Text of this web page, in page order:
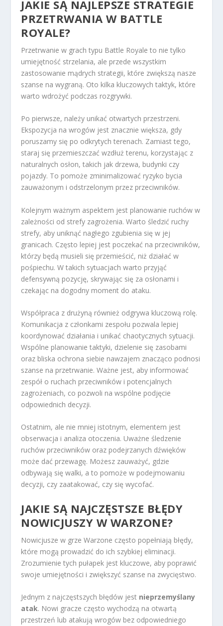
JAKIE SĄ NAJLEPSZE STRATEGIE
PRZETRWANIA W BATTLE
ROYALE?
Przetrwanie w grach typu Battle Royale to nie tylko
umiejętność strzelania, ale przede wszystkim
zastosowanie mądrych strategii, które zwiększą nasze
szanse na wygraną. Oto kilka kluczowych taktyk, które
warto wdrożyć podczas rozgrywki.
Po pierwsze, należy unikać otwartych przestrzeni.
Ekspozycja na wrogów jest znacznie większa, gdy
poruszamy się po odkrytych terenach. Zamiast tego,
staraj się przemieszczać wzdłuż terenu, korzystając z
naturalnych osłon, takich jak drzewa, budynki czy
pojazdy. To pomoże zminimalizować ryzyko bycia
zauważonym i odstrzelonym przez przeciwników.
Kolejnym ważnym aspektem jest planowanie ruchów w
zależności od strefy zagrożenia. Warto śledzić ruchy
strefy, aby uniknąć nagłego zgubienia się w jej
granicach. Często lepiej jest poczekać na przeciwników,
którzy będą musieli się przemieścić, niż działać w
pośpiechu. W takich sytuacjach warto przyjąć
defensywną pozycję, skrywając się za osłonami i
czekając na dogodny moment do ataku.
Współpraca z drużyną również odgrywa kluczową rolę.
Komunikacja z członkami zespołu pozwala lepiej
koordynować działania i unikać chaotycznych sytuacji.
Wspólne planowanie taktyki, dzielenie się zasobami
oraz bliska ochrona siebie nawzajem znacząco podnosi
szanse na przetrwanie. Ważne jest, aby informować
zespół o ruchach przeciwników i potencjalnych
zagrożeniach, co pozwoli na wspólne podjęcie
odpowiednich decyzji.
Ostatnim, ale nie mniej istotnym, elementem jest
obserwacja i analiza otoczenia. Uważne śledzenie
ruchów przeciwników oraz podejrzanych dźwięków
może dać przewagę. Możesz zauważyć, gdzie
odbywają się walki, a to pomoże w podejmowaniu
decyzji, czy zaatakować, czy się wycofać.
JAKIE SĄ NAJCZĘSTSZE BŁĘDY
NOWICJUSZY W WARZONE?
Nowicjusze w grze Warzone często popełniają błędy,
które mogą prowadzić do ich szybkiej eliminacji.
Zrozumienie tych pułapek jest kluczowe, aby poprawić
swoje umiejętności i zwiększyć szanse na zwycięstwo.
Jednym z najczęstszych błędów jest nieprzemyślany
atak. Nowi gracze często wychodzą na otwartą
przestrzeń lub atakują wrogów bez odpowiedniego